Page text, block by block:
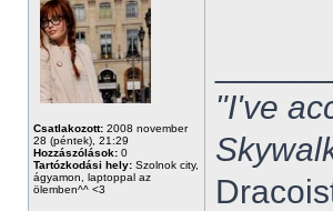
Csatlakozott: 2008 november
28 (péntek), 21:29
Hozzászólások: 0
Tartózkodási hely: Szolnok city,
ágyamon, laptoppal az
ölemben^^ <3
"I've